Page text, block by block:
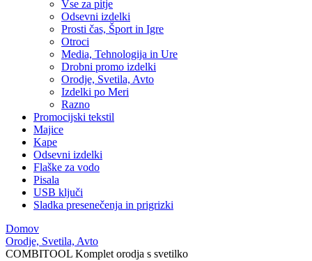
Vse za pitje
Odsevni izdelki
Prosti čas, Šport in Igre
Otroci
Media, Tehnologija in Ure
Drobni promo izdelki
Orodje, Svetila, Avto
Izdelki po Meri
Razno
Promocijski tekstil
Majice
Kape
Odsevni izdelki
Flaške za vodo
Pisala
USB ključi
Sladka presenečenja in prigrizki
Domov
Orodje, Svetila, Avto
COMBITOOL Komplet orodja s svetilko